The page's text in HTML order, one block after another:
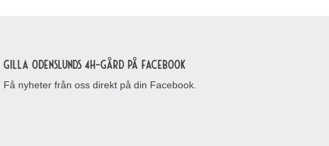
Gilla Odenslunds 4H-gård på Facebook
Få nyheter från oss direkt på din Facebook.